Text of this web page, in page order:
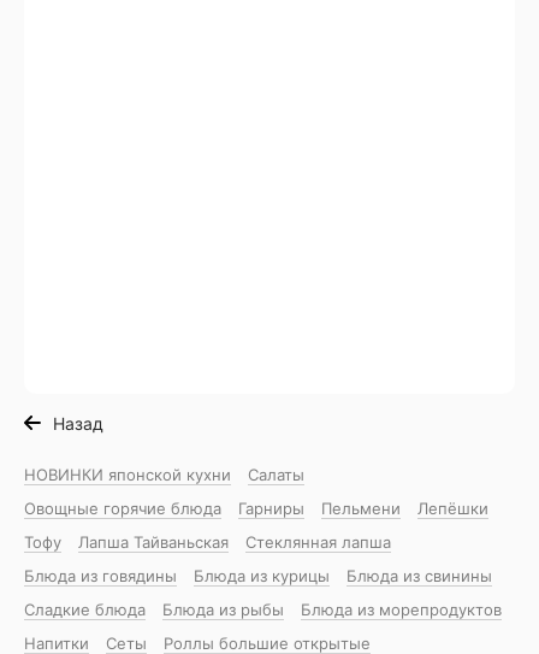
Назад
НОВИНКИ японской кухни
Салаты
Овощные горячие блюда
Гарниры Пельмени
Лепёшки
Тофу
Лапша Тайваньская
Стеклянная лапша
Блюда из говядины
Блюда из курицы
Блюда из свинины
Сладкие блюда
Блюда из рыбы
Блюда из морепродуктов
Напитки
Сеты
Роллы большие открытые